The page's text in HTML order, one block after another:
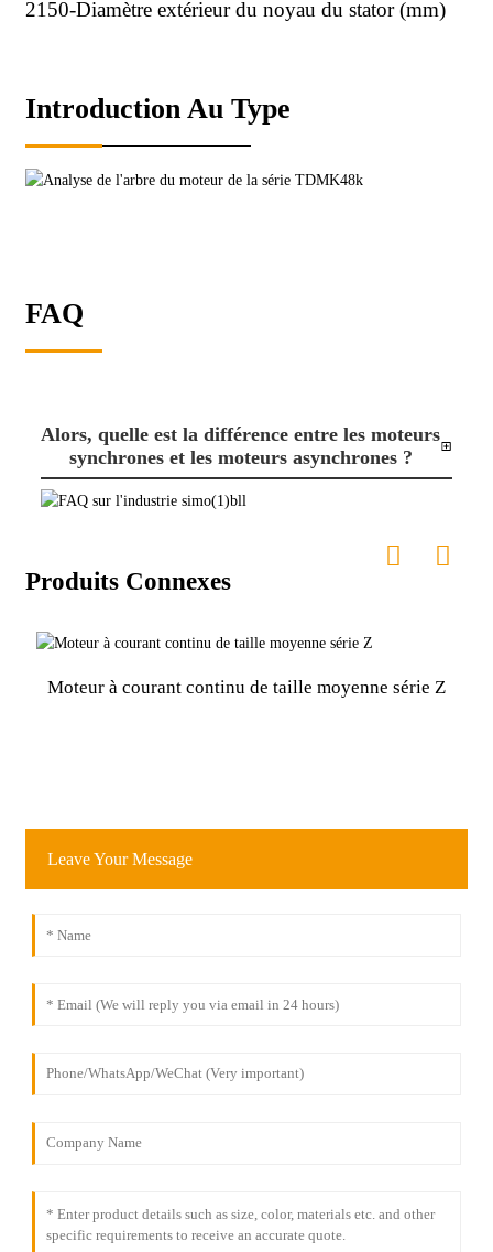
2150-Diamètre extérieur du noyau du stator (mm)
Introduction Au Type
FAQ
Alors, quelle est la différence entre les moteurs
synchrones et les moteurs asynchrones ?
Produits Connexes
Moteur à courant continu de taille moyenne série Z
Leave Your Message